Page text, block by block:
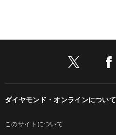
ダイヤモンド・オンラインについて
このサイトについて